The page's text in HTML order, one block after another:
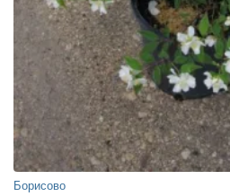
Борисово